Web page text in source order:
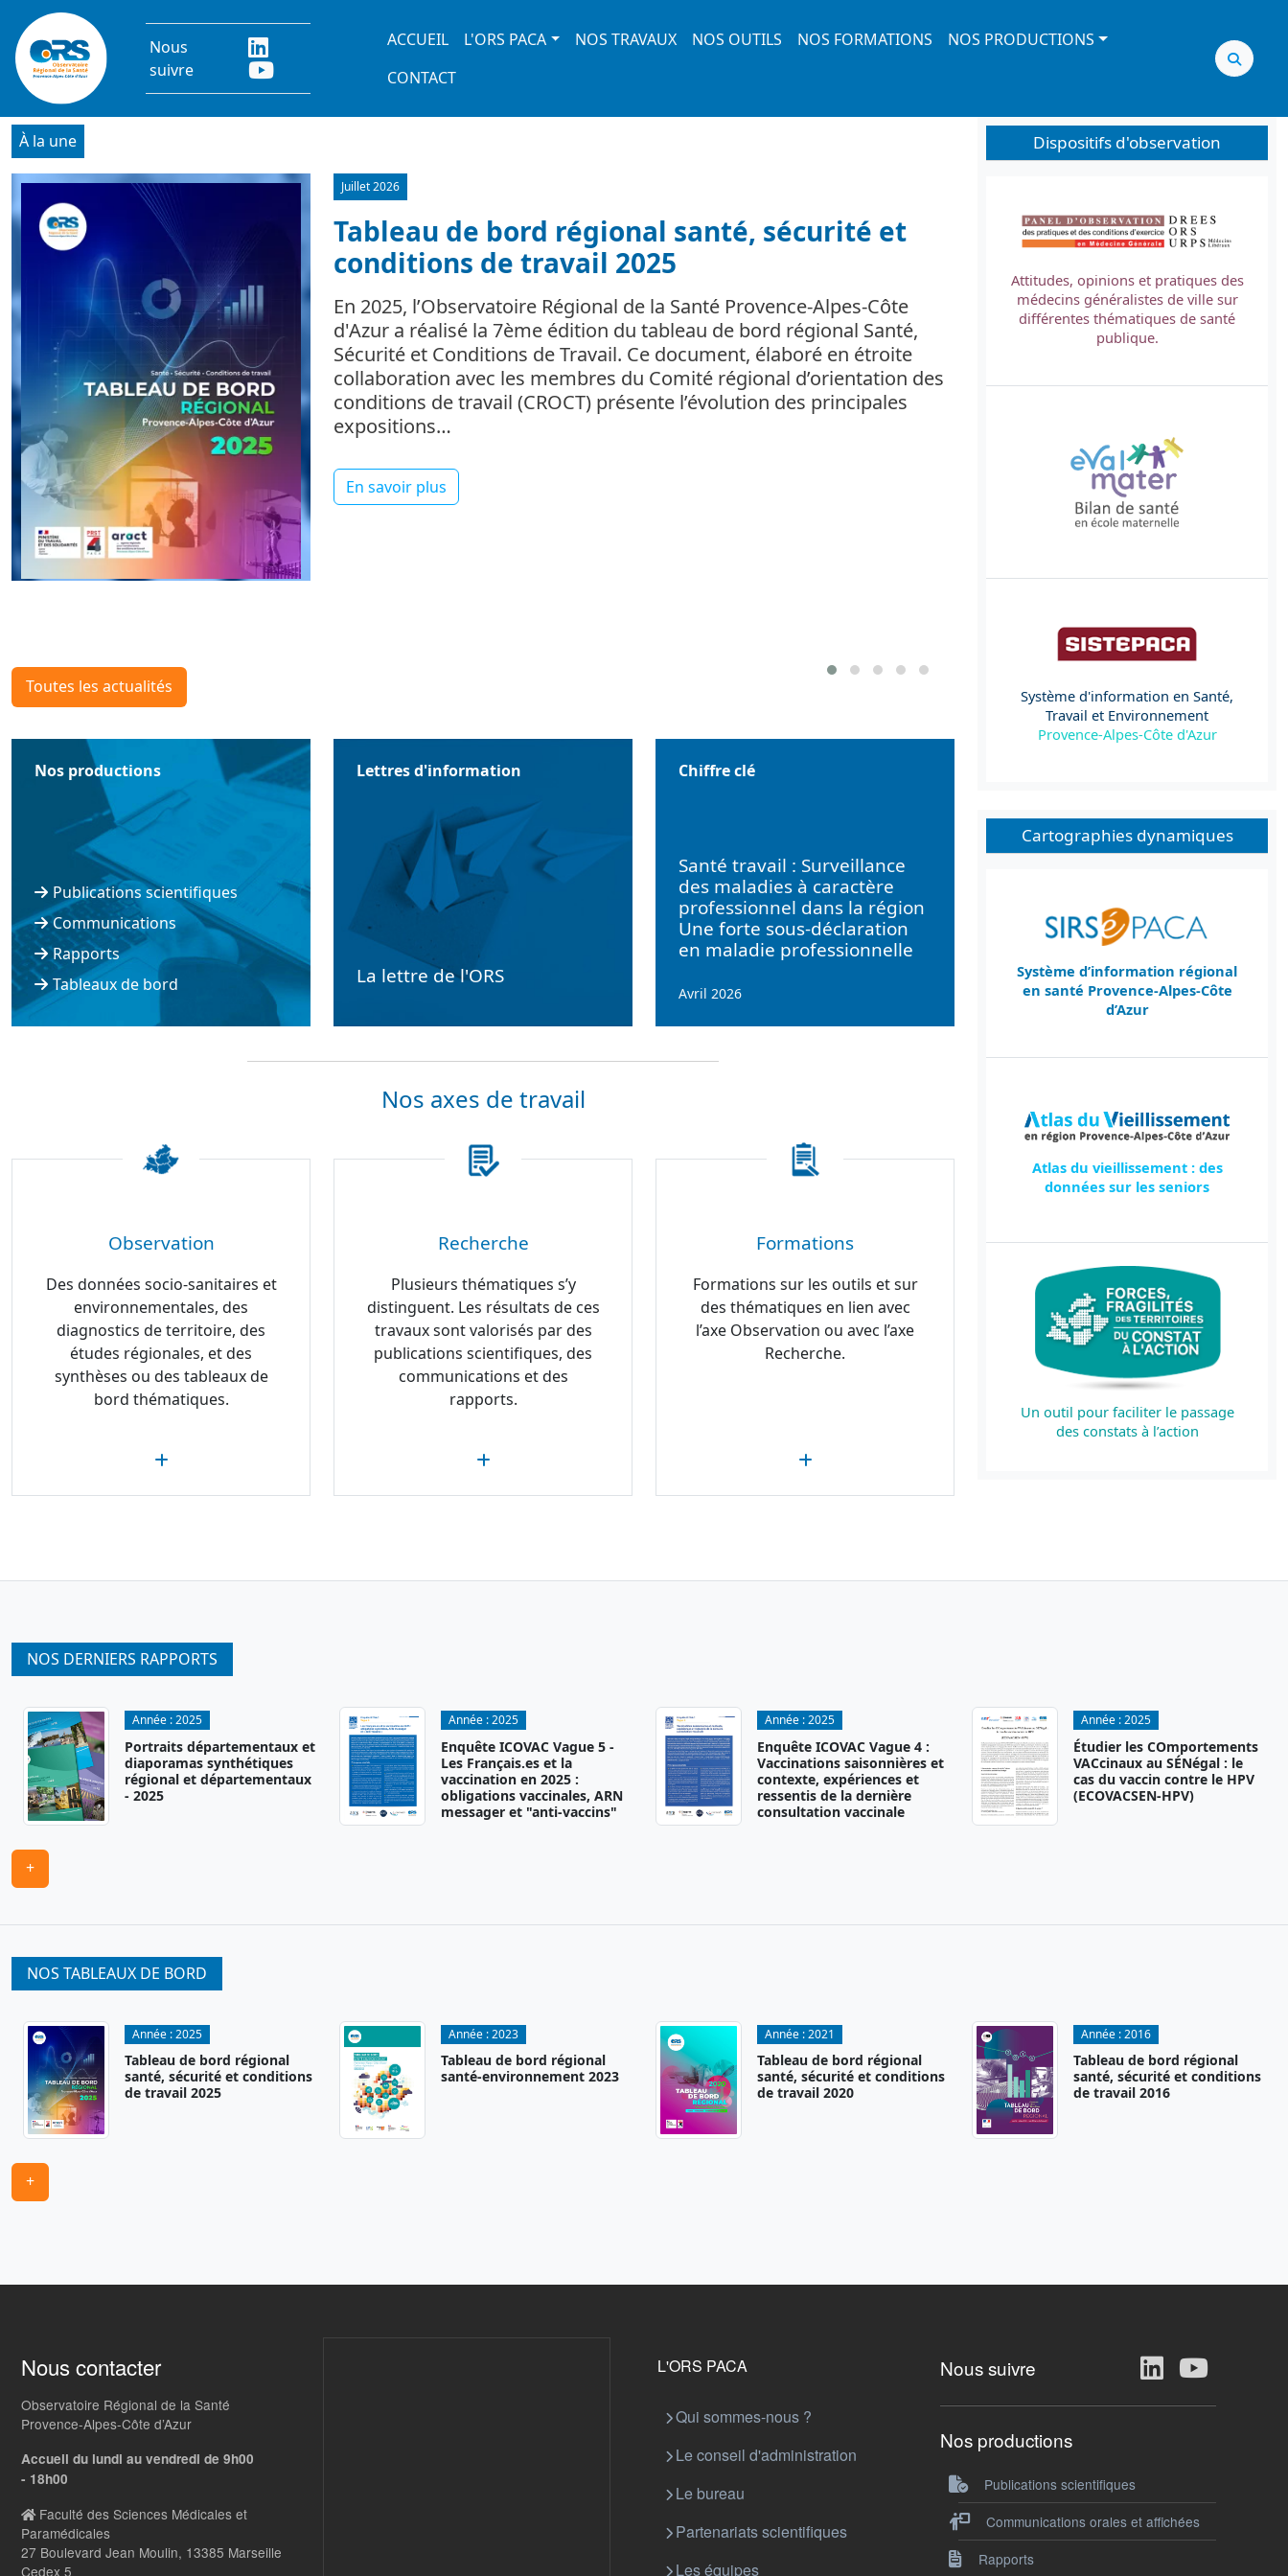
Aller au contenu principal
Nous
suivre
Main navigation
ACCUEIL L'ORS PACA NOS TRAVAUX NOS OUTILS NOS FORMATIONS
NOS PRODUCTIONS
CONTACT
À la une
Juillet 2026
Tableau de bord régional santé, sécurité et
conditions de travail 2025
En 2025, l’Observatoire Régional de la Santé Provence-Alpes-Côte
d'Azur a réalisé la 7ème édition du tableau de bord régional Santé,
Sécurité et Conditions de Travail. Ce document, élaboré en étroite
collaboration avec les membres du Comité régional d’orientation des
conditions de travail (CROCT) présente l’évolution des principales
expositions…
En savoir plus
Toutes les actualités
Nos productions
Publications scientifiques
Communications
Rapports
Tableaux de bord
Lettres d'information
La lettre de l'ORS
Chiffre clé
Santé travail : Surveillance
des maladies à caractère
professionnel dans la région
Une forte sous-déclaration
en maladie professionnelle
Avril 2026
Nos axes de travail
Observation
Des données socio-sanitaires et
environnementales, des
diagnostics de territoire, des
études régionales, et des
synthèses ou des tableaux de
bord thématiques.
Recherche
Plusieurs thématiques s’y
distinguent. Les résultats de ces
travaux sont valorisés par des
publications scientifiques, des
communications et des
rapports.
Formations
Formations sur les outils et sur
des thématiques en lien avec
l’axe Observation ou avec l’axe
Recherche.
Dispositifs d'observation
Attitudes, opinions et pratiques des
médecins généralistes de ville sur
différentes thématiques de santé
publique.
Système d'information en Santé,
Travail et Environnement
Provence-Alpes-Côte d'Azur
Cartographies dynamiques
Système d’information régional
en santé Provence-Alpes-Côte
d’Azur
Atlas du vieillissement : des
données sur les seniors
Un outil pour faciliter le passage
des constats à l’action
NOS DERNIERS RAPPORTS
Année :2025
Portraits départementaux et
diaporamas synthétiques
régional et départementaux
- 2025
Année :2025
Enquête ICOVAC Vague 5 -
Les Français.es et la
vaccination en 2025 :
obligations vaccinales, ARN
messager et "anti-vaccins"
Année :2025
Enquête ICOVAC Vague 4 :
Vaccinations saisonnières et
contexte, expériences et
ressentis de la dernière
consultation vaccinale
Année :2025
Étudier les COmportements
VACcinaux au SÉNégal : le
cas du vaccin contre le HPV
(ECOVACSEN-HPV)
+
NOS TABLEAUX DE BORD
Année :2025
Tableau de bord régional
santé, sécurité et conditions
de travail 2025
Année :2023
Tableau de bord régional
santé-environnement 2023
Année :2021
Tableau de bord régional
santé, sécurité et conditions
de travail 2020
Année :2016
Tableau de bord régional
santé, sécurité et conditions
de travail 2016
+
Nous contacter
Observatoire Régional de la Santé
Provence-Alpes-Côte d’Azur
Accueil du lundi au vendredi de 9h00
- 18h00
Faculté des Sciences Médicales et
Paramédicales
27 Boulevard Jean Moulin, 13385 Marseille
Cedex 5
L'ORS PACA
Qui sommes-nous ?
Le conseil d'administration
Le bureau
Partenariats scientifiques
Les équipes
Nous suivre
Nos productions
Publications scientifiques
Communications orales et affichées
Rapports